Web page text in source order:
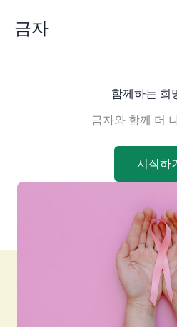
금자
함께하는 희
금자와 함께 더
시작하